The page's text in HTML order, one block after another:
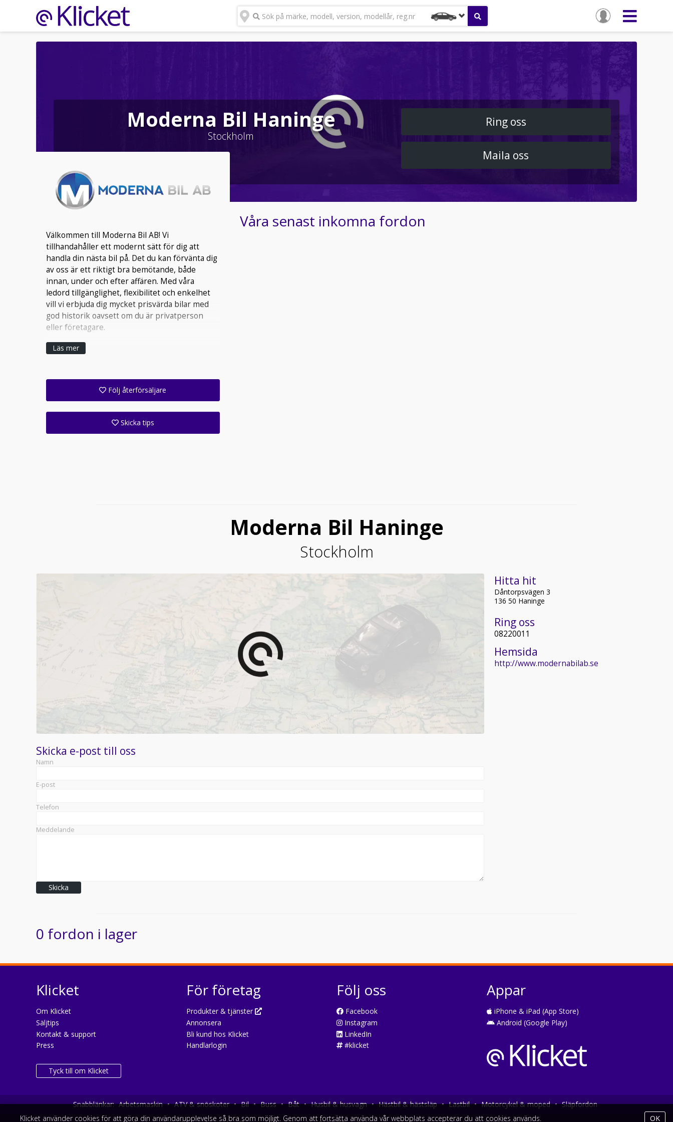
Sök på märke, modell, version, modellår, reg.nr
Moderna Bil Haninge
Stockholm
Ring oss
Maila oss
Välkommen till Moderna Bil AB! Vi
tillhandahåller ett modernt sätt för dig att
handla din nästa bil på. Det du kan förvänta dig
av oss är ett riktigt bra bemötande, både
innan, under och efter affären. Med våra
ledord tillgänglighet, flexibilitet och enkelhet
vill vi erbjuda dig mycket prisvärda bilar med
god historik oavsett om du är privatperson
eller företagare.
Läs mer
Följ återförsäljare
Skicka tips
Våra senast inkomna fordon
Moderna Bil Haninge
Stockholm
Skicka e-post till oss
Namn
E-post
Telefon
Meddelande
Skicka
Hitta hit
Dåntorpsvägen 3
136 50 Haninge
Ring oss
08220011
Hemsida
http://www.modernabilab.se
0 fordon i lager
Klicket
Om Klicket
Säljtips
Kontakt & support
Press
Tyck till om Klicket
För företag
Produkter & tjänster
Annonsera
Bli kund hos Klicket
Handlarlogin
Följ oss
Facebook
Instagram
LinkedIn
#klicket
Appar
iPhone & iPad (App Store)
Android (Google Play)
Snabblänkar: Arbetsmaskin • ATV & snöskoter • Bil • Buss • Båt • Husbil & husvagn • Hästbil & hästsläp • Lastbil • Motorcykel & moped • Släpfordon
Klicket använder cookies för att göra din användarupplevelse så bra som möjligt. Genom att fortsätta använda vår webbplats accepterar du att cookies används. OK